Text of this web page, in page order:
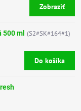
Zobraziť
500 ml (S2#SK#164#1)
Do košíka